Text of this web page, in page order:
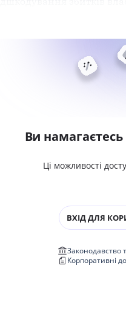
Ви
Ці можливості
ВХІД ДЛЯ
Законодавство
Корпоративні